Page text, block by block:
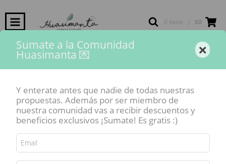
0 Items | $0
Inicio - Engobes HUASIMANTA ENGOBE "AMARILLO" - 25 y 50 grs -
ENGOBE "AMARILLO" - 25 y 50 grs -
$15.999
Precio sin impuestos$13.222,31
cuotas sin interés de$5.333
Sumate a la Comunidad
Huasimanta 💌 ×
Y enterate antes que nadie de todas nuestras
propuestas. Además por ser miembro de
nuestra comunidad vas a recibir descuentos y
beneficios exclusivos ¡Sumate! Es gratis :)